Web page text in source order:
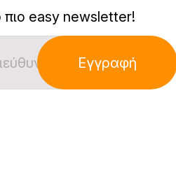
πιο easy newsletter!
Εγγραφή